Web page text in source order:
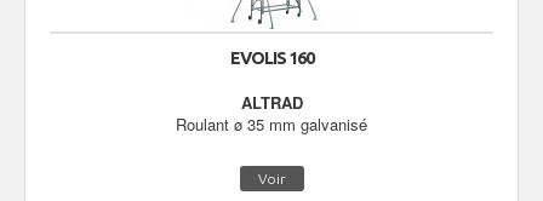
EVOLIS 160
ALTRAD
Roulant ø 35 mm galvanisé
Voir